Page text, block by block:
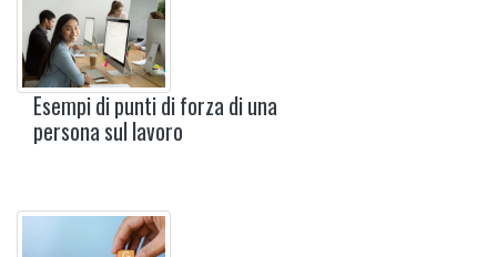
Esempi di punti di forza di una
persona sul lavoro